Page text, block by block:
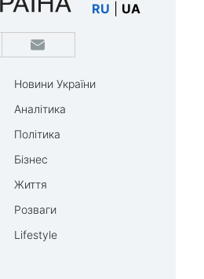
RU UA
Новини України
Аналітика
Політика
Бізнес
Життя
Розваги
Lifestyle